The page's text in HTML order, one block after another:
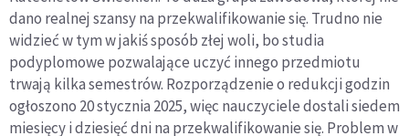
dano realnej szansy na przekwalifikowanie się. Trudno nie
widzieć w tym w jakiś sposób złej woli, bo studia
podyplomowe pozwalające uczyć innego przedmiotu
trwają kilka semestrów. Rozporządzenie o redukcji godzin
ogłoszono 20 stycznia 2025, więc nauczyciele dostali siedem
miesięcy i dziesięć dni na przekwalifikowanie się. Problem w